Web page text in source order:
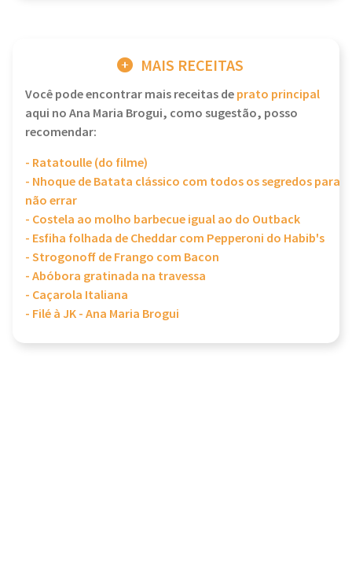
MAIS RECEITAS
Você pode encontrar mais receitas deprato principal
aqui no Ana Maria Brogui, como sugestão, posso
recomendar:
- Ratatoulle (do filme)
- Nhoque de Batata clássico com todos os segredos para
não errar
- Costela ao molho barbecue igual ao do Outback
- Esfiha folhada de Cheddar com Pepperoni do Habib's
- Strogonoff de Frango com Bacon
- Abóbora gratinada na travessa
- Caçarola Italiana
- Filé à JK - Ana Maria Brogui